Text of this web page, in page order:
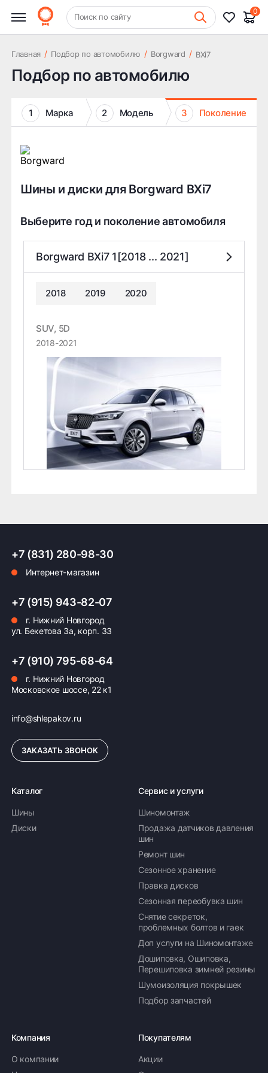
+7 (831) 261-35-35 Шиномонтаж
Поиск по сайту
0
Главная / Подбор по автомобилю / Borgward / BXi7
Подбор по автомобилю
1 Марка 2 Модель 3 Поколение
Шины и диски для Borgward BXi7
Выберите год и поколение автомобиля
Borgward BXi7 1[2018 ... 2021]
2018 2019 2020
SUV, 5D
2018-2021
+7 (831) 280-98-30
Интернет-магазин
+7 (915) 943-82-07
г. Нижний Новгород
ул. Бекетова 3а, корп. 33
+7 (910) 795-68-64
г. Нижний Новгород
Московское шоссе, 22 к1
info@shlepakov.ru
ЗАКАЗАТЬ ЗВОНОК
Каталог
Шины
Диски
Сервис и услуги
Шиномонтаж
Продажа датчиков давления
шин
Ремонт шин
Сезонное хранение
Правка дисков
Сезонная переобувка шин
Снятие секреток,
проблемных болтов и гаек
Доп услуги на Шиномонтаже
Дошиповка, Ошиповка,
Перешиповка зимней резины
Шумоизоляция покрышек
Подбор запчастей
Компания
О компании
Покупателям
Акции